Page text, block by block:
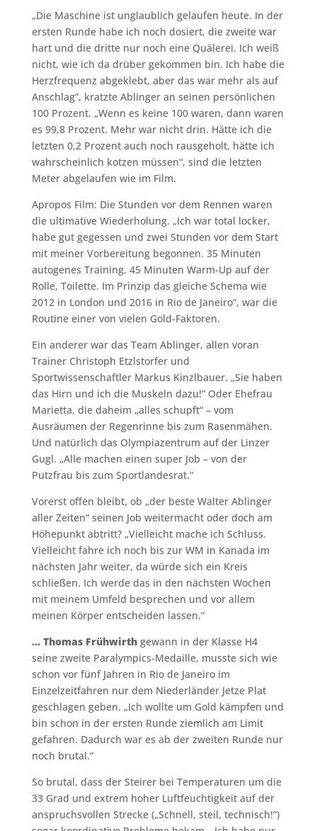
„Die Maschine ist unglaublich gelaufen heute. In der
ersten Runde habe ich noch dosiert, die zweite war
hart und die dritte nur noch eine Quälerei. Ich weiß
nicht, wie ich da drüber gekommen bin. Ich habe die
Herzfrequenz abgeklebt, aber das war mehr als auf
Anschlag“, kratzte Ablinger an seinen persönlichen
100 Prozent. „Wenn es keine 100 waren, dann waren
es 99,8 Prozent. Mehr war nicht drin. Hätte ich die
letzten 0,2 Prozent auch noch rausgeholt, hätte ich
wahrscheinlich kotzen müssen“, sind die letzten
Meter abgelaufen wie im Film.
Apropos Film: Die Stunden vor dem Rennen waren
die ultimative Wiederholung. „Ich war total locker,
habe gut gegessen und zwei Stunden vor dem Start
mit meiner Vorbereitung begonnen. 35 Minuten
autogenes Training, 45 Minuten Warm-Up auf der
Rolle, Toilette. Im Prinzip das gleiche Schema wie
2012 in London und 2016 in Rio de Janeiro“, war die
Routine einer von vielen Gold-Faktoren.
Ein anderer war das Team Ablinger, allen voran
Trainer Christoph Etzlstorfer und
Sportwissenschaftler Markus Kinzlbauer. „Sie haben
das Hirn und ich die Muskeln dazu!“ Oder Ehefrau
Marietta, die daheim „alles schupft“ – vom
Ausräumen der Regenrinne bis zum Rasenmähen.
Und natürlich das Olympiazentrum auf der Linzer
Gugl. „Alle machen einen super Job – von der
Putzfrau bis zum Sportlandesrat.“
Vorerst offen bleibt, ob „der beste Walter Ablinger
aller Zeiten“ seinen Job weitermacht oder doch am
Höhepunkt abtritt? „Vielleicht mache ich Schluss.
Vielleicht fahre ich noch bis zur WM in Kanada im
nächsten Jahr weiter, da würde sich ein Kreis
schließen. Ich werde das in den nächsten Wochen
mit meinem Umfeld besprechen und vor allem
meinen Körper entscheiden lassen.“
… Thomas Frühwirthgewann in der Klasse H4
seine zweite Paralympics-Medaille, musste sich wie
schon vor fünf Jahren in Rio de Janeiro im
Einzelzeitfahren nur dem Niederländer Jetze Plat
geschlagen geben. „Ich wollte um Gold kämpfen und
bin schon in der ersten Runde ziemlich am Limit
gefahren. Dadurch war es ab der zweiten Runde nur
noch brutal.“
So brutal, dass der Steirer bei Temperaturen um die
33 Grad und extrem hoher Luftfeuchtigkeit auf der
anspruchsvollen Strecke („Schnell, steil, technisch!“)